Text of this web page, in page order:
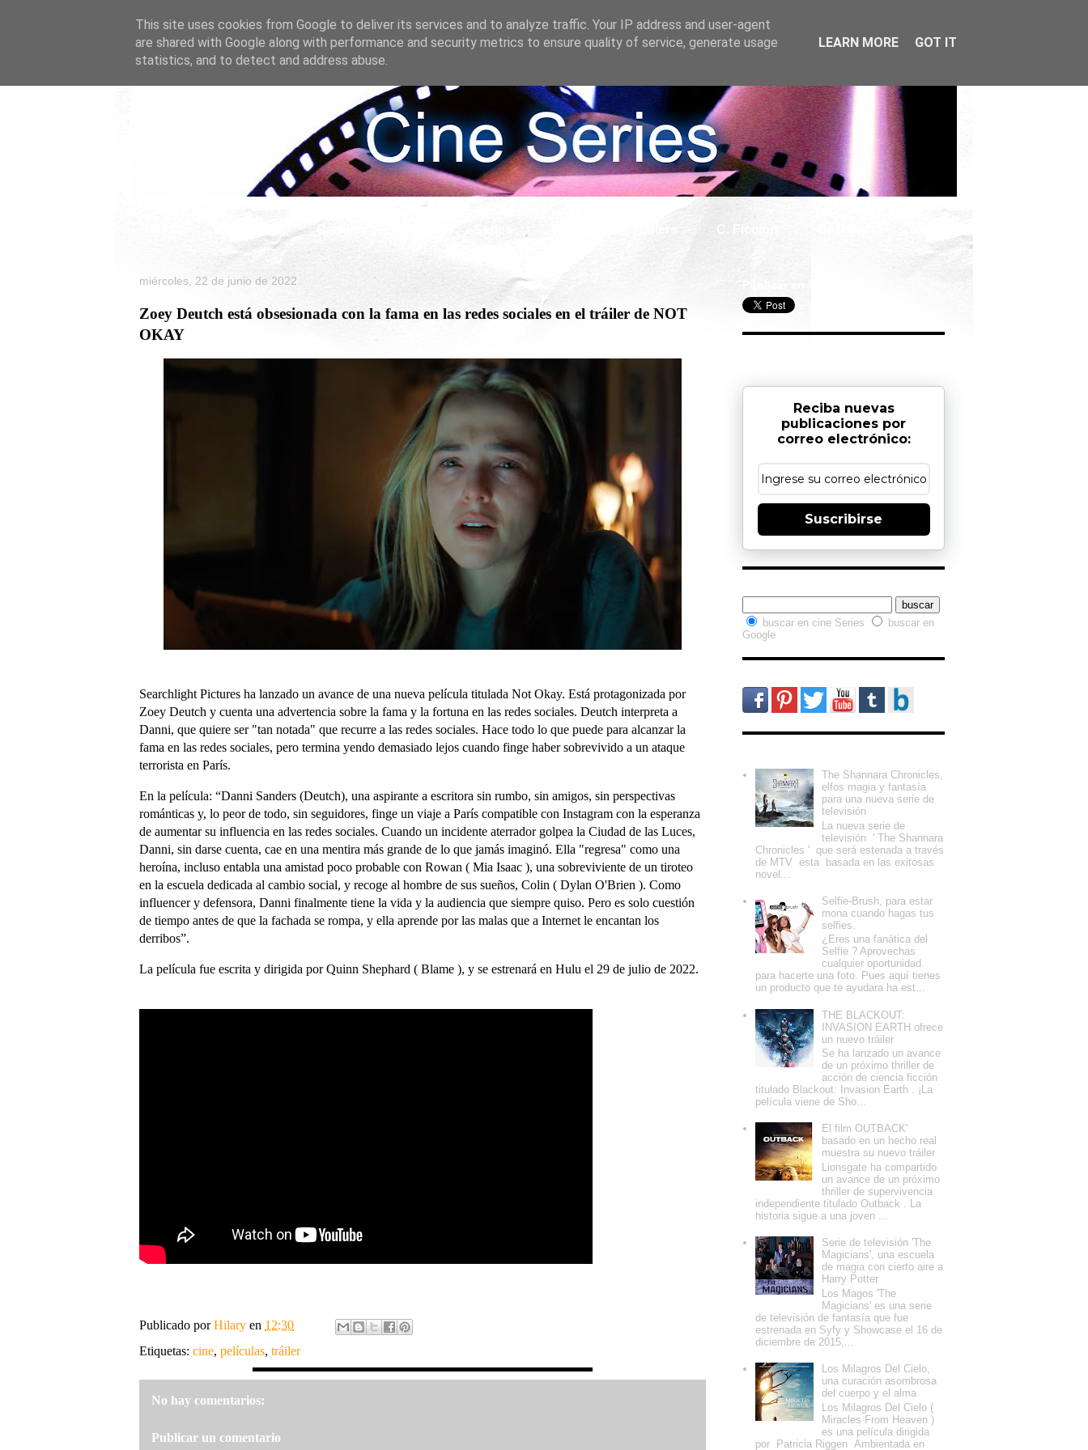
C. Ficción
miércoles, 22 de junio de 2022
Zoey Deutch está obsesionada con la fama en las redes sociales en el tráiler de NOT
OKAY
Searchlight Pictures ha lanzado un avance de una nueva película titulada Not Okay. Está protagonizada por
Zoey Deutch y cuenta una advertencia sobre la fama y la fortuna en las redes sociales. Deutch interpreta a
Danni, que quiere ser "tan notada" que recurre a las redes sociales. Hace todo lo que puede para alcanzar la
fama en las redes sociales, pero termina yendo demasiado lejos cuando finge haber sobrevivido a un ataque
terrorista en París.
En la película: “Danni Sanders (Deutch), una aspirante a escritora sin rumbo, sin amigos, sin perspectivas
románticas y, lo peor de todo, sin seguidores, finge un viaje a París compatible con Instagram con la esperanza
de aumentar su influencia en las redes sociales. Cuando un incidente aterrador golpea la Ciudad de las Luces,
Danni, sin darse cuenta, cae en una mentira más grande de lo que jamás imaginó. Ella "regresa" como una
heroína, incluso entabla una amistad poco probable con Rowan ( Mia Isaac ), una sobreviviente de un tiroteo
en la escuela dedicada al cambio social, y recoge al hombre de sus sueños, Colin ( Dylan O'Brien ). Como
influencer y defensora, Danni finalmente tiene la vida y la audiencia que siempre quiso. Pero es solo cuestión
de tiempo antes de que la fachada se rompa, y ella aprende por las malas que a Internet le encantan los
derribos”.
La película fue escrita y dirigida por Quinn Shephard ( Blame ), y se estrenará en Hulu el 29 de julio de 2022.
Publicado porHilary en 12:30
Etiquetas: cine, películas, tráiler
No hay comentarios:
Publicar un comentario
Reciba nuevas
publicaciones por
correo electrónico:
Suscribirse
buscar en cine Series
buscar en
Google
The Shannara Chronicles,
elfos magia y fantasía
para una nueva serie de
televisión
La nueva serie de
televisión ' The Shannara
Chronicles ' que será estenada a través
de MTV esta basada en las exitosas
novel...
Selfie-Brush, para estar
mona cuando hagas tus
selfies.
¿Eres una fanática del
Selfie ? Aprovechas
cualquier oportunidad
para hacerte una foto. Pues aquí tienes
un producto que te ayudara ha est...
THE BLACKOUT:
INVASION EARTH ofrece
un nuevo tráiler
Se ha lanzado un avance
de un próximo thriller de
acción de ciencia ficción
titulado Blackout: Invasion Earth . ¡La
película viene de Sho...
El film OUTBACK'
basado en un hecho real
muestra su nuevo tráiler
Lionsgate ha compartido
un avance de un próximo
thriller de supervivencia
independiente titulado Outback . La
historia sigue a una joven ...
Serie de televisión 'The
Magicians', una escuela
de magia con cierto aire a
Harry Potter
Los Magos 'The
Magicians' es una serie
de televisión de fantasía que fue
estrenada en Syfy y Showcase el 16 de
diciembre de 2015,...
Los Milagros Del Cielo,
una curación asombrosa
del cuerpo y el alma
Los Milagros Del Cielo (
Miracles From Heaven )
es una película dirigida
por Patricia Riggen Ambientada en
This site uses cookies from Google to deliver its services and to analyze traffic. Your IP address and user-agent
are shared with Google along with performance and security metrics to ensure quality of service, generate usage
statistics, and to detect and address abuse.
LEARN MORE GOT IT